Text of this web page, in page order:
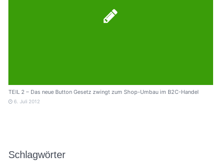
TEIL 2 – Das neue Button Gesetz zwingt zum Shop-Umbau im B2C-Handel
6. Juli 2012
Schlagwörter